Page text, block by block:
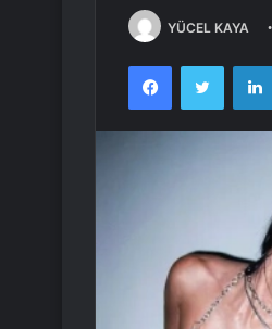
YÜCEL KAYA
FacebookTwitter